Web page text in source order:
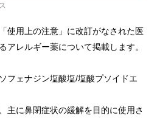
使用上の注意」に改訂がなされた医
アレルギー薬について掲載します。
フェナジン塩酸塩/塩酸プソイドエ
主に鼻閉症状の緩解を目的に使用さ